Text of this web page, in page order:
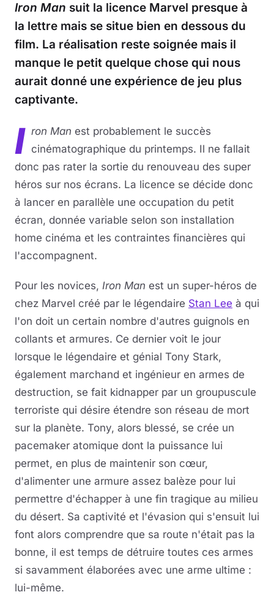
Iron Man suit la licence Marvel presque à
la lettre mais se situe bien en dessous du
film. La réalisation reste soignée mais il
manque le petit quelque chose qui nous
aurait donné une expérience de jeu plus
captivante.
I ron Man est probablement le succès
cinématographique du printemps. Il ne fallait
donc pas rater la sortie du renouveau des super
héros sur nos écrans. La licence se décide donc
à lancer en parallèle une occupation du petit
écran, donnée variable selon son installation
home cinéma et les contraintes financières qui
l'accompagnent.
Pour les novices, Iron Man est un super-héros de
chez Marvel créé par le légendaire Stan Lee à qui
l'on doit un certain nombre d'autres guignols en
collants et armures. Ce dernier voit le jour
lorsque le légendaire et génial Tony Stark,
également marchand et ingénieur en armes de
destruction, se fait kidnapper par un groupuscule
terroriste qui désire étendre son réseau de mort
sur la planète. Tony, alors blessé, se crée un
pacemaker atomique dont la puissance lui
permet, en plus de maintenir son cœur,
d'alimenter une armure assez balèze pour lui
permettre d'échapper à une fin tragique au milieu
du désert. Sa captivité et l'évasion qui s'ensuit lui
font alors comprendre que sa route n'était pas la
bonne, il est temps de détruire toutes ces armes
si savamment élaborées avec une arme ultime :
lui-même.